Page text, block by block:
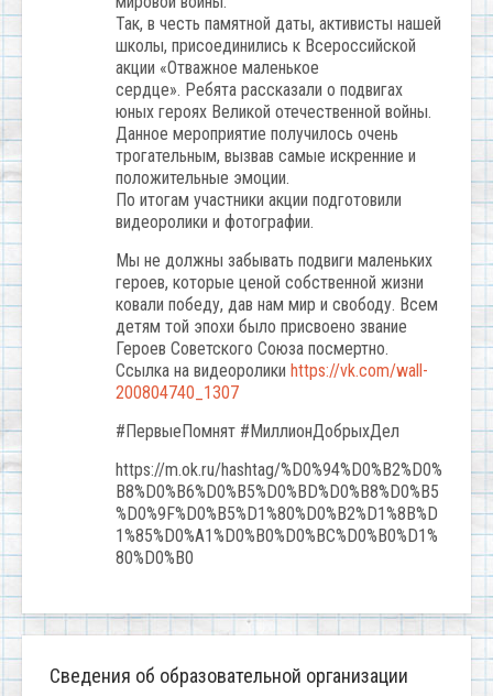
Так, в честь памятной даты, активисты нашей
школы, присоединились к Всероссийской
акции «Отважное маленькое
сердце». Ребята рассказали о подвигах
юных героях Великой отечественной войны.
Данное мероприятие получилось очень
трогательным, вызвав самые искренние и
положительные эмоции.
По итогам участники акции подготовили
видеоролики и фотографии.
Мы не должны забывать подвиги маленьких
героев, которые ценой собственной жизни
ковали победу, дав нам мир и свободу. Всем
детям той эпохи было присвоено звание
Героев Советского Союза посмертно.
Ссылка на видеоролики https://vk.com/wall-
200804740_1307
#ПервыеПомнят #МиллионДобрыхДел
https://m.ok.ru/hashtag/%D0%94%D0%B2%D0%
B8%D0%B6%D0%B5%D0%BD%D0%B8%D0%B5
%D0%9F%D0%B5%D1%80%D0%B2%D1%8B%D
1%85%D0%A1%D0%B0%D0%BC%D0%B0%D1%
80%D0%B0
Сведения об образовательной организации